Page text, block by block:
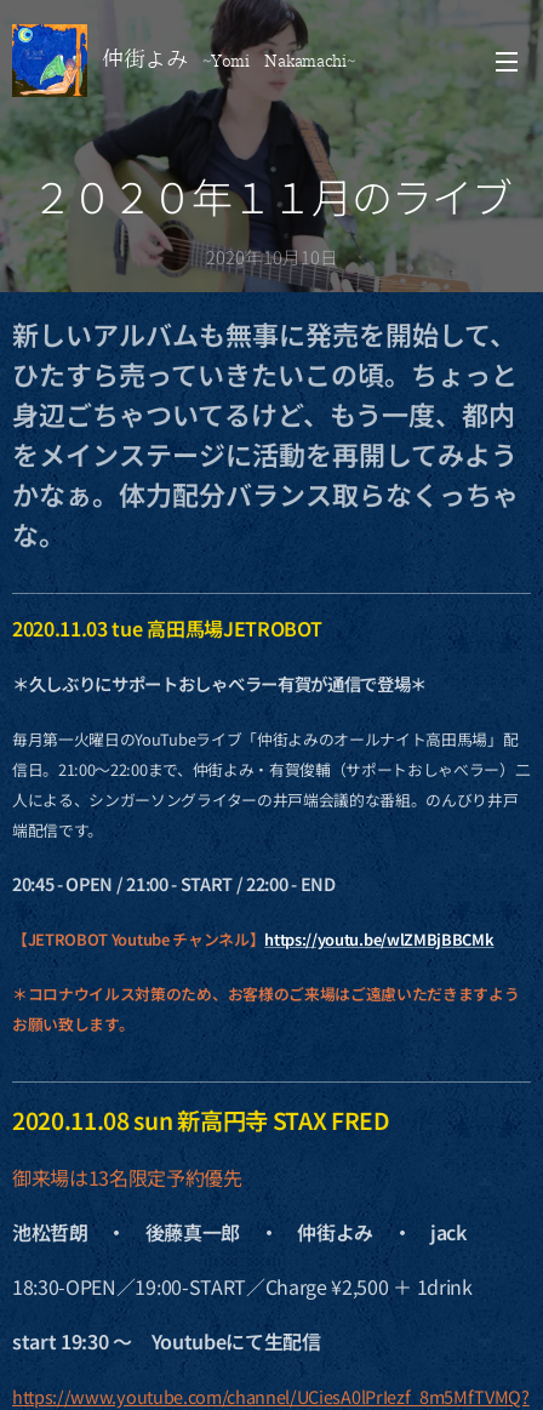
仲街よみ ~Yomi Nakamachi~
２０２０年１１月のライブ
2020年10月10日
新しいアルバムも無事に発売を開始して、
ひたすら売っていきたいこの頃。ちょっと
身辺ごちゃついてるけど、もう一度、都内
をメインステージに活動を再開してみよう
かなぁ。体力配分バランス取らなくっちゃ
な。
2020.11.03 tue 高田馬場JETROBOT
＊久しぶりにサポートおしゃべラー有賀が通信で登場＊
毎月第一火曜日のYouTubeライブ「仲街よみのオールナイト高田馬場」配
信日。21:00〜22:00まで、仲街よみ・有賀俊輔（サポートおしゃべラー）二
人による、シンガーソングライターの井戸端会議的な番組。のんびり井戸
端配信です。
20:45 - OPEN / 21:00 - START / 22:00 - END
【JETROBOT Youtube チャンネル】 https://youtu.be/wlZMBjBBCMk
＊コロナウイルス対策のため、お客様のご来場はご遠慮いただきますよう
お願い致します。
2020.11.08 sun 新高円寺 STAX FRED
御来場は13名限定予約優先
池松哲朗 ・ 後藤真一郎 ・ 仲街よみ ・ jack
18:30-OPEN／19:00-START／Charge ¥2,500 ＋ 1drink
start 19:30 〜 Youtubeにて生配信
https://www.youtube.com/channel/UCiesA0lPrIezf_8m5MfTVMQ?